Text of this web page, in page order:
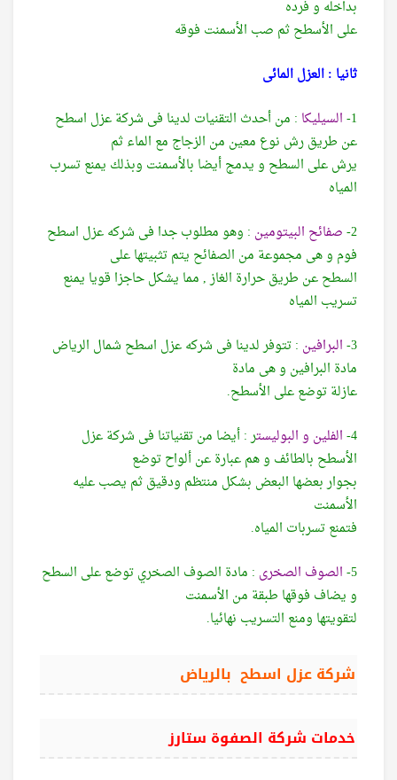
بداخله و فرده
على الأسطح ثم صب الأسمنت فوقه
ثانيا : العزل المائى
1- السيليكا : من أحدث التقنيات لدينا فى شركة عزل اسطح
عن طريق رش نوع معين من الزجاج مع الماء ثم
يرش على السطح و يدمج أيضا بالأسمنت وبذلك يمنع تسرب
المياه
2- صفائح البيتومين : وهو مطلوب جدا فى شركه عزل اسطح
فوم و هى مجموعة من الصفائح يتم تثبيتها على
السطح عن طريق حرارة الغاز , مما يشكل حاجزا قويا يمنع
تسريب المياه
3- البرافين : تتوفر لدينا فى شركه عزل اسطح شمال الرياض
مادة البرافين و هى مادة
عازلة توضع على الأسطح.
4- الفلين و البوليستر : أيضا من تقنياتنا فى شركة عزل
الأسطح بالطائف و هم عبارة عن ألواح توضع
بجوار بعضها البعض بشكل منتظم ودقيق ثم يصب عليه
الأسمنت
فتمنع تسربات المياه.
5- الصوف الصخرى : مادة الصوف الصخري توضع على السطح
و يضاف فوقها طبقة من الأسمنت
لتقويتها ومنع التسريب نهائيا.
شركة عزل اسطح بالرياض
خدمات شركة الصفوة ستارز